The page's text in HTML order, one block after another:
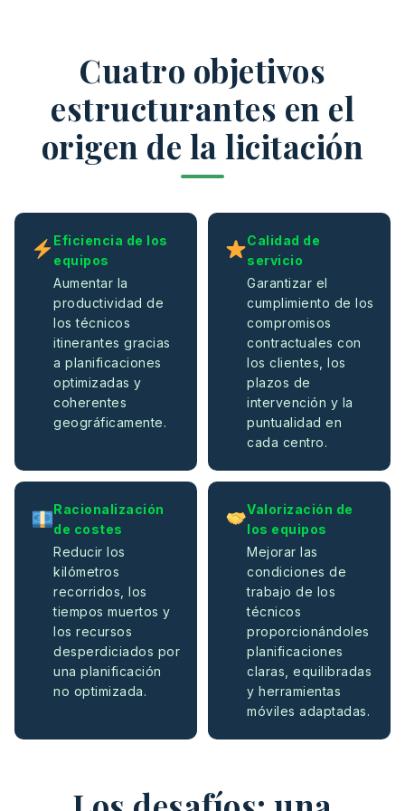
Cuatro objetivos
estructurantes en el
origen de la licitación
Eficiencia de los
equipos
Aumentar la
productividad de
los técnicos
itinerantes gracias
a planificaciones
optimizadas y
coherentes
geográficamente.
Calidad de
servicio
Garantizar el
cumplimiento de los
compromisos
contractuales con
los clientes, los
plazos de
intervención y la
puntualidad en
cada centro.
Racionalización
de costes
Reducir los
kilómetros
recorridos, los
tiempos muertos y
los recursos
desperdiciados por
una planificación
no optimizada.
Valorización de
los equipos
Mejorar las
condiciones de
trabajo de los
técnicos
proporcionándoles
planificaciones
claras, equilibradas
y herramientas
móviles adaptadas.